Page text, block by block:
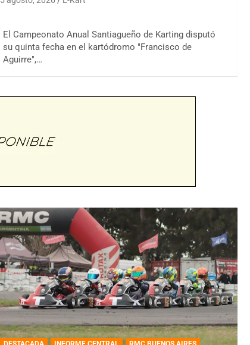
El Campeonato Anual Santiagueño de Karting disputó
su quinta fecha en el kartódromo "Francisco de
Aguirre",…